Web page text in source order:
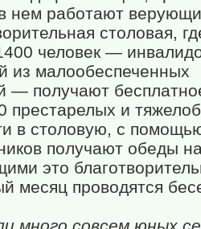
нем работают
столовая,
человек —
из малообеспеченных
— получают
престарелых и
в столовую, с
получают обеды
это
месяц проводятся